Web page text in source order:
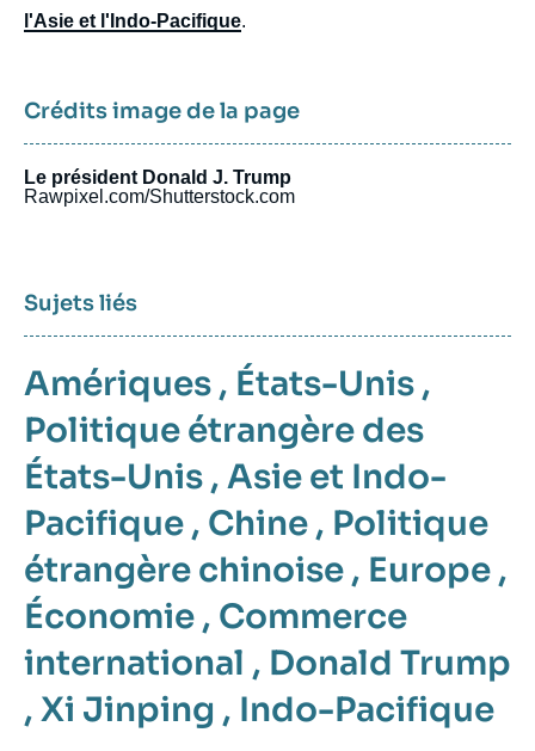
l'Asie et l'Indo-Pacifique.
Crédits image de la page
Le président Donald J. Trump
Rawpixel.com/Shutterstock.com
Sujets liés
Amériques , États-Unis ,
Politique étrangère des
États-Unis , Asie et Indo-
Pacifique , Chine , Politique
étrangère chinoise , Europe ,
Économie , Commerce
international , Donald Trump
, Xi Jinping , Indo-Pacifique